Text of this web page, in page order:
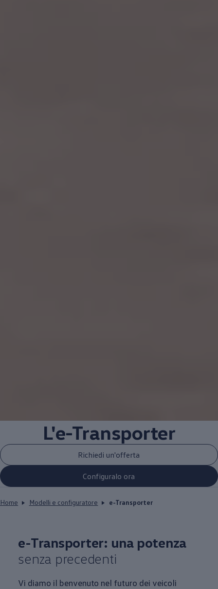
L'e-Transporter
Richiedi un'offerta
Configuralo ora
Home Modelli e configuratore e-Transporter
e-Transporter: una potenza
senza precedenti
Vi diamo il benvenuto nel futuro dei veicoli